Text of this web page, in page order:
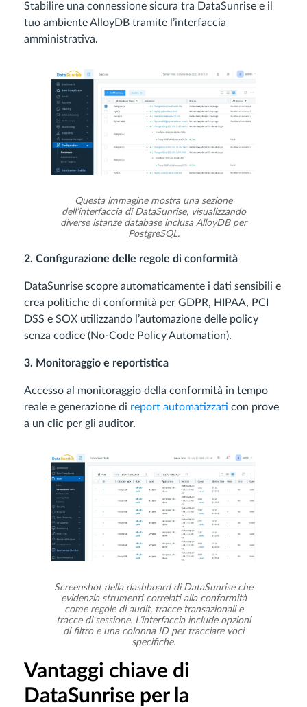
Stabilire una connessione sicura tra DataSunrise e il
tuo ambiente AlloyDB tramite l’interfaccia
amministrativa.
Questa immagine mostra una sezione
dell’interfaccia di DataSunrise, visualizzando
diverse istanze database inclusa AlloyDB per
PostgreSQL.
2. Configurazione delle regole di conformità
DataSunrise scopre automaticamente i dati sensibili e
crea politiche di conformità per GDPR, HIPAA, PCI
DSS e SOX utilizzando l’automazione delle policy
senza codice (No-Code Policy Automation).
3. Monitoraggio e reportistica
Accesso al monitoraggio della conformità in tempo
reale e generazione di report automatizzati con prove
a un clic per gli auditor.
Screenshot della dashboard di DataSunrise che
evidenzia strumenti correlati alla conformità
come regole di audit, tracce transazionali e
tracce di sessione. L’interfaccia include opzioni
di filtro e una colonna ID per tracciare voci
specifiche.
Vantaggi chiave di
DataSunrise per la